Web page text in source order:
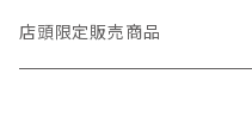
音楽・映画・芸術
TAPE（カセットテープ）
店頭限定販売商品